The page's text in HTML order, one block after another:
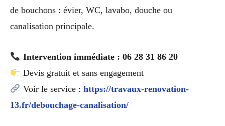
de bouchons : évier, WC, lavabo, douche ou
canalisation principale.
Intervention immédiate : 06 28 31 86 20
Devis gratuit et sans engagement
Voir le service : https://travaux-renovation-
13.fr/debouchage-canalisation/